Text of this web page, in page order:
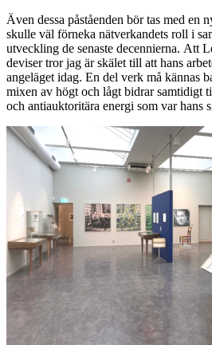
Även dessa påståenden bör tas med en
skulle väl förneka nätverkandets roll i
utveckling de senaste decennierna. Att
deviser tror jag är skälet till att hans
angeläget idag. En del verk må kännas
mixen av högt och lågt bidrar samtidigt
och antiauktoritära energi som var hans